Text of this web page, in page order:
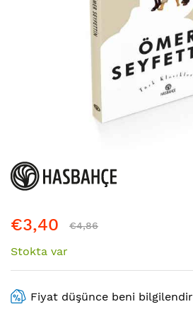
galerisinin
başına
€3,40 €4,86
Stokta var
Fiyat düşünce beni bilgilendir